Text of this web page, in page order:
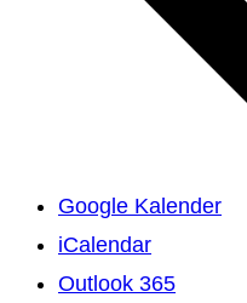
Google Kalender
iCalendar
Outlook 365